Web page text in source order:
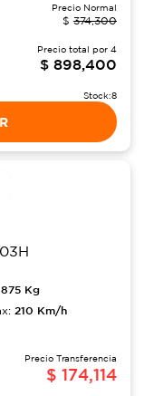
Precio Normal
$ 374,300
Precio total por 4
$ 898,400
Stock:8
875 Kg
210 Km/h
Precio Transferencia
$ 174,114